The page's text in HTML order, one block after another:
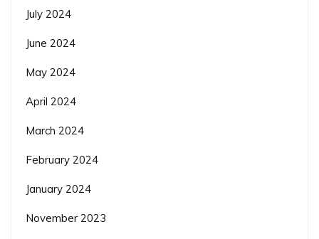
July 2024
June 2024
May 2024
April 2024
March 2024
February 2024
January 2024
November 2023